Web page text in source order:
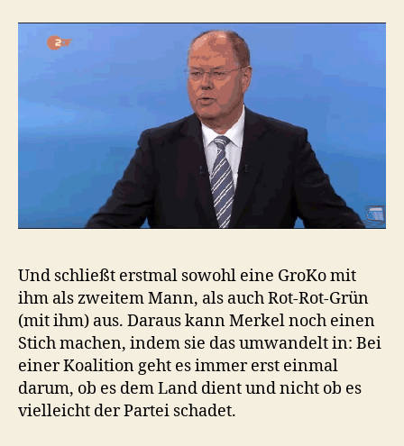
Und schließt erstmal sowohl eine GroKo mit
ihm als zweitem Mann, als auch Rot-Rot-Grün
(mit ihm) aus. Daraus kann Merkel noch einen
Stich machen, indem sie das umwandelt in: Bei
einer Koalition geht es immer erst einmal
darum, ob es dem Land dient und nicht ob es
vielleicht der Partei schadet.